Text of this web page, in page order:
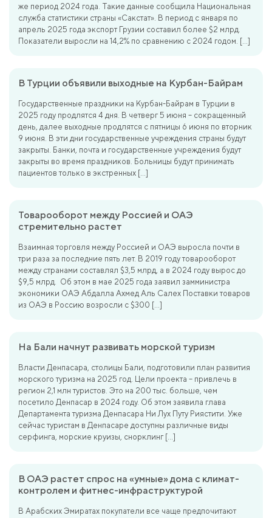
же период 2024 года. Такие данные сообщила Национальная
служба статистики страны «Сакстат». В период с января по
апрель 2025 года экспорт Грузии составил более $2 млрд.
Показатели выросли на 14,2% по сравнению с 2024 годом. […]
В Турции объявили выходные на Курбан-Байрам
Государственные праздники на Курбан-Байрам в Турции в
2025 году продлятся 4 дня. В четверг 5 июня – сокращенный
день, далее выходные продлятся с пятницы 6 июня по вторник
9 июня. В эти дни государственные учреждения страны будут
закрыты. Банки, почта и государственные учреждения будут
закрыты во время праздников. Больницы будут принимать
пациентов только в экстренных […]
Товарооборот между Россией и ОАЭ
стремительно растет
Взаимная торговля между Россией и ОАЭ выросла почти в
три раза за последние пять лет. В 2019 году товарооборот
между странами составлял $3,5 млрд, а в 2024 году вырос до
$9,5 млрд. Об этом в мае 2025 года заявил замминистра
экономики ОАЭ Абдалла Ахмед Аль Салех Поставки товаров
из ОАЭ в Россию возросли с $300 […]
На Бали начнут развивать морской туризм
Власти Денпасара, столицы Бали, подготовили план развития
морского туризма на 2025 год. Цели проекта – привлечь в
регион 2,1 млн туристов. Это на 200 тыс. больше, чем
посетило Денпасар в 2024 году. Об этом заявила глава
Департамента туризма Денпасара Ни Лух Путу Риястити. Уже
сейчас туристам в Денпасаре доступны различные виды
серфинга, морские круизы, снорклинг […]
В ОАЭ растет спрос на «умные» дома с климат-
контролем и фитнес-инфраструктурой
В Арабских Эмиратах покупатели все чаще предпочитают